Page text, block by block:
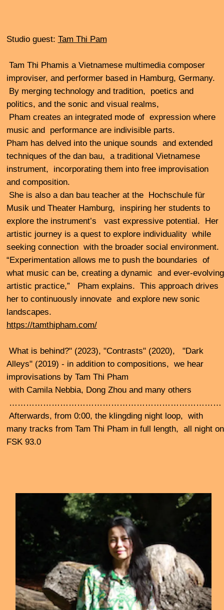
Studiogast: Heiko Wommelsdorf
Klanginstallationen – materialreduziert und
konzentriert auf Klangphänomene aus dem Alltag.
Mit Plastikeimern, TV-Geräten, Lüftungsschächten,
Leuchstoffröhren, Luftbefeuchtern oder Betonmischern
u.v.a. untersucht er die Resonanzen von Räumen und
macht auf sonst eher nicht beachtete Geräusche
In der Ausstellungsreihe „Mit Klang“ kuratiert Heiko
Wommelsdorf eine Ausstellungsreihe in Hamburg mit
anderen Klangkünstler:innen – die nächsten
Soundinstallationen sind ab 27. September 2024 in der
Offspace-Galerienachtspeicher23 Lindenstr. 23 20099
Hamburg
Danach, der klingding Nachtloop mit Aufnahmen von den
Klanginstallationen von Heiko Wommelsdorf – in voller
in der Ausstellung «Beschallung» im KUNST&CO.e.V
für Gegenwartskunst, Flensburg
Studio guest:
Heiko Wommelsdorf
Heiko Wommelsdorf has been developing sound
installations since 2007 – using reduced materials and
fluorescent tubes, humidifiers or concrete mixers and
much more. He examines the resonances of rooms and
draws attention to noises that would otherwise be
nachtspeicher23Lindenstr. 23 20099 Hamburg
—————————————
Afterwards, the klingding night loop with recordings of
Heiko Wommelsdorf’s sound installations – in full length,
all night on FSK 93.0